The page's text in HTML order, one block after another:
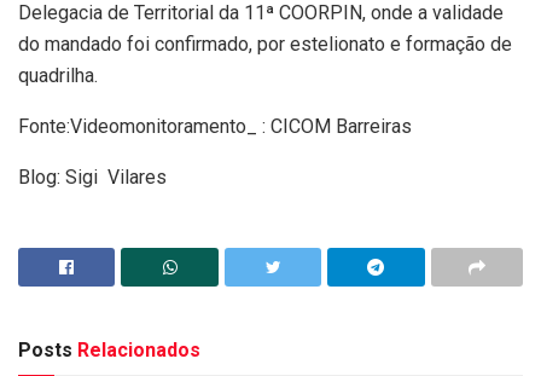
Delegacia de Territorial da 11ª COORPIN, onde a validade
do mandado foi confirmado, por estelionato e formação de
quadrilha.
Fonte:Videomonitoramento_ : CICOM Barreiras
Blog: Sigi Vilares
Posts Relacionados